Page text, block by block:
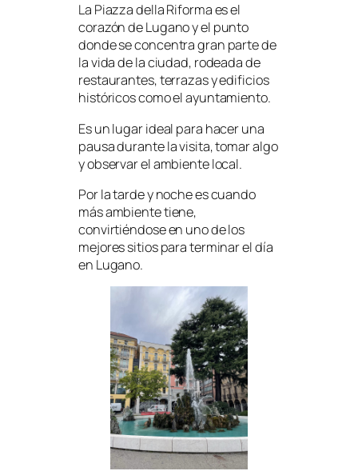
La Piazza della Riforma es el
corazón de Lugano y el punto
donde se concentra gran parte de
la vida de la ciudad, rodeada de
restaurantes, terrazas y edificios
históricos como el ayuntamiento.
Es un lugar ideal para hacer una
pausa durante la visita, tomar algo
y observar el ambiente local.
Por la tarde y noche es cuando
más ambiente tiene,
convirtiéndose en uno de los
mejores sitios para terminar el día
en Lugano.